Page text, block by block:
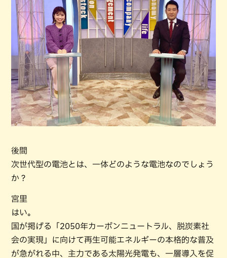
後間
次世代型の電池とは、一体どのような電池なのでしょう
か？
宮里
はい。
国が掲げる「2050年カーボンニュートラル、脱炭素社
会の実現」に向けて再生可能エネルギーの本格的な普及
が急がれる中、主力である太陽光発電も、一層導入を促